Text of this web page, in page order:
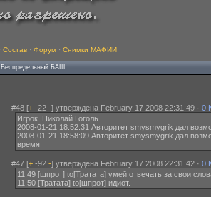
Состав · Форум · Снимки МАФИИ
Беспредельный БАШ
#48 [+ -22 -] утверждена February 17 2008 22:31:49 · 0
Игрок. Николай Гоголь
2008-01-21 18:52:31 Авторитет smysmygrik дал
2008-01-21 18:58:09 Авторитет smysmygrik дал
время
#47 [+ -92 -] утверждена February 17 2008 22:31:42 · 0
11:49 [шпрот] to[Тратата] умей отвечать за свои
11:50 [Тратата] to[шпрот] идиот.